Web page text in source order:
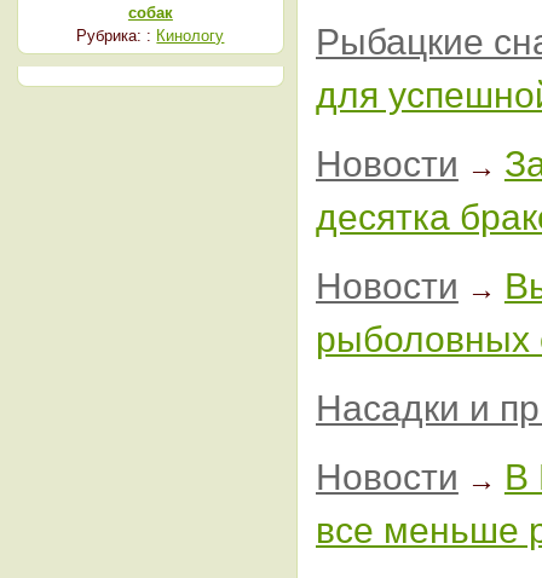
Рыбацкие
для
Новости →
десятка
Новости →
рыболовных
Насадки и
Новости → В
все меньше
собак
Рубрика: : Кинологу